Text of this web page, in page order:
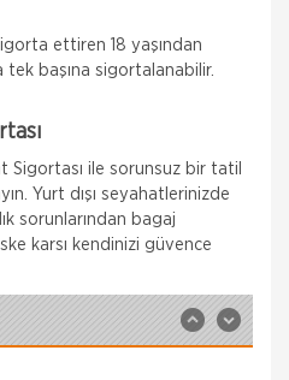
ettiren 18 yaşından
başına sigortalanabilir.
Sigortası ile sorunsuz bir tatil
Yurt dışı seyahatlerinizde
sorunlarından bagaj
karsı kendinizi güvence
ile binalardaki,
ile oluşabilecek maddi
Deprem
ile; Depremin Deprem sonucu
içinde çalışın!